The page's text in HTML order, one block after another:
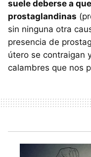
suele deberse a
prostaglandinas
sin ninguna otra
presencia de
útero se contraigan
calambres que nos